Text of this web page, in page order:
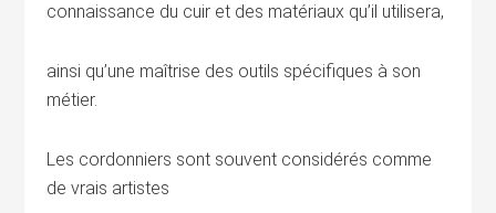
connaissance du cuir et des matériaux qu’il utilisera,
ainsi qu’une maîtrise des outils spécifiques à son
métier.
Les cordonniers sont souvent considérés comme
de vrais artistes